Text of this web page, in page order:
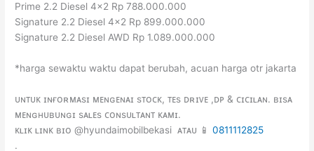
Prime 2.2 Diesel 4×2 Rp 788.000.000
Signature 2.2 Diesel 4×2 Rp 899.000.000
Signature 2.2 Diesel AWD Rp 1.089.000.000
*harga sewaktu waktu dapat berubah, acuan harga otr jakarta
ᴜɴᴛᴜᴋ ɪɴғᴏʀᴍᴀsɪ ᴍᴇɴɢᴇɴᴀɪ sᴛᴏᴄᴋ, ᴛᴇs ᴅʀɪᴠᴇ ,ᴅᴘ & ᴄɪᴄɪʟᴀɴ. ʙɪsᴀ
ᴍᴇɴɢʜᴜʙᴜɴɢɪ sᴀʟᴇs ᴄᴏɴsᴜʟᴛᴀɴᴛ ᴋᴀᴍɪ.
ᴋʟɪᴋ ʟɪɴᴋ ʙɪᴏ @hyundaimobilbekasi ᴀᴛᴀᴜ 📱0811112825
.